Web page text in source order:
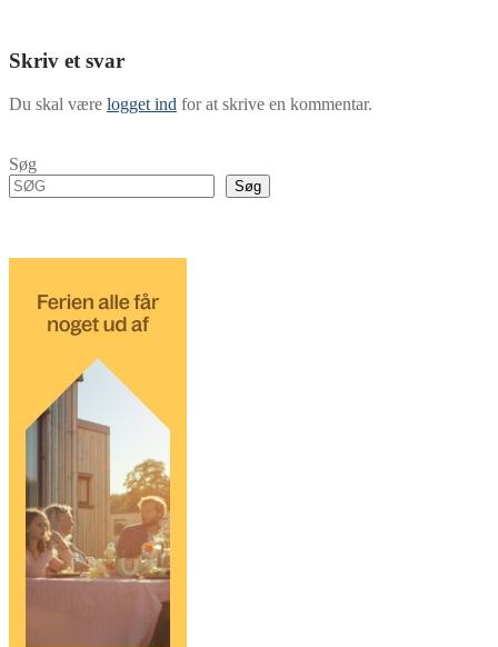
Skriv et svar
Du skal være logget ind for at skrive en kommentar.
Søg
Søg